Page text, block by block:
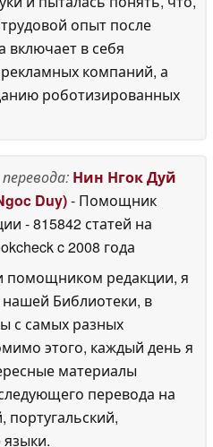
опыт после
включает в себя
компаний, а
роботизированных
Нин Нгок Дуй
Duy)- Помощник
- 815842 статей на
c 2008 года
помощником редакции, я
Библиотеки, в
с самых разных
этого, каждый день я
материалы
перевода на
португальский,
языки.